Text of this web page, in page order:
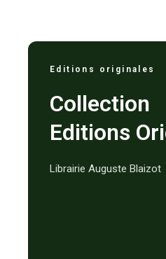
Editions originales
Collection
Editions
Librairie Auguste Blaizot